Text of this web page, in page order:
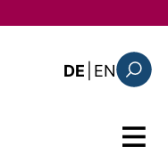
zum Inhalt
DE EN: this
Menü